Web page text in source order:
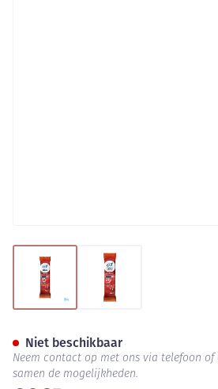
View larger imageView larger image
Niet beschikbaar
Neem contact op met ons via telefoon
samen de mogelijkheden.